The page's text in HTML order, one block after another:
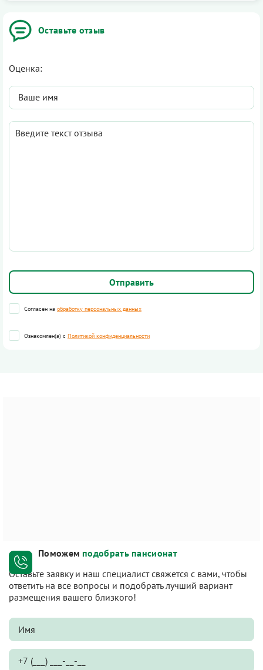
Оставьте отзыв
Оценка:
Согласен на обработку персональных данных
Ознакомлен(а) с Политикой конфиденциальности
Поможем подобрать пансионат
Оставьте заявку и наш специалист свяжется с вами, чтобы
ответить на все вопросы и подобрать лучший вариант
размещения вашего близкого!